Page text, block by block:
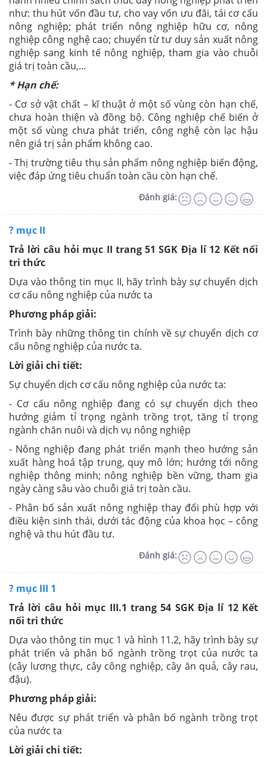
như: thu hút vốn đầu tư, cho vay vốn ưu đãi, tái cơ cấu
nông nghiệp; phát triển nông nghiệp hữu cơ, nông
nghiệp công nghệ cao; chuyển từ tư duy sản xuất nông
nghiệp sang kinh tế nông nghiệp, tham gia vào chuỗi
giá trị toàn cầu,...
* Hạn chế:
- Cơ sở vật chất – kĩ thuật ở một số vùng còn hạn chế,
chưa hoàn thiện và đồng bộ. Công nghiệp chế biến ở
một số vùng chưa phát triển, công nghệ còn lạc hậu
nên giá trị sản phẩm không cao.
- Thị trường tiêu thụ sản phẩm nông nghiệp biến động,
việc đáp ứng tiêu chuẩn toàn cầu còn hạn chế.
Đánh giá:
? mục II
Trả lời câu hỏi mục II trang 51 SGK Địa lí 12 Kết nối
tri thức
Dựa vào thông tin mục II, hãy trình bày sự chuyển dịch
cơ cấu nông nghiệp của nước ta
Phương pháp giải:
Trình bày những thông tin chính về sự chuyển dịch cơ
cấu nông nghiệp của nước ta.
Lời giải chi tiết:
Sự chuyển dịch cơ cấu nông nghiệp của nước ta:
- Cơ cấu nông nghiệp đang có sự chuyển dịch theo
hướng giảm tỉ trọng ngành trồng trọt, tăng tỉ trọng
ngành chăn nuôi và dịch vụ nông nghiệp
- Nông nghiệp đang phát triển mạnh theo hướng sản
xuất hàng hoá tập trung, quy mô lớn; hướng tới nông
nghiệp thông minh; nông nghiệp bền vững, tham gia
ngày càng sâu vào chuỗi giá trị toàn cầu.
- Phân bố sản xuất nông nghiệp thay đổi phù hợp với
điều kiện sinh thái, dưới tác động của khoa học – công
nghệ và thu hút đầu tư.
Đánh giá:
? mục III 1
Trả lời câu hỏi mục III.1 trang 54 SGK Địa lí 12 Kết
nối tri thức
Dựa vào thông tin mục 1 và hình 11.2, hãy trình bày sự
phát triển và phân bố ngành trồng trọt của nước ta
(cây lương thực, cây công nghiệp, cây ăn quả, cây rau,
đậu).
Phương pháp giải:
Nêu được sự phát triển và phân bố ngành trồng trọt
của nước ta
Lời giải chi tiết: